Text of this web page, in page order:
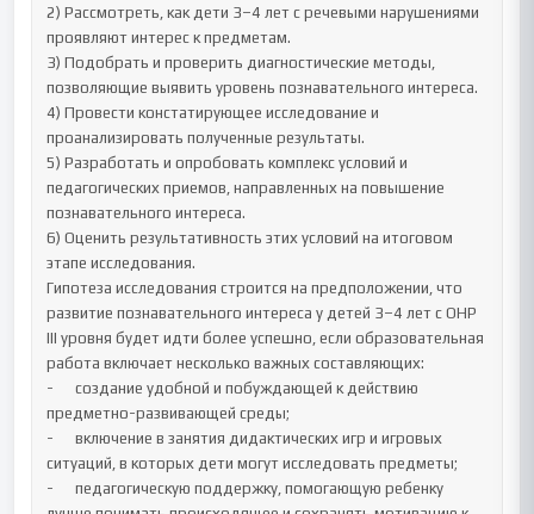
2) Рассмотреть, как дети 3–4 лет с речевыми нарушениями
проявляют интерес к предметам.
3) Подобрать и проверить диагностические методы,
позволяющие выявить уровень познавательного интереса.
4) Провести констатирующее исследование и
проанализировать полученные результаты.
5) Разработать и опробовать комплекс условий и
педагогических приемов, направленных на повышение
познавательного интереса.
6) Оценить результативность этих условий на итоговом
этапе исследования.
Гипотеза исследования строится на предположении, что
развитие познавательного интереса у детей 3–4 лет с ОНР
III уровня будет идти более успешно, если образовательная
работа включает несколько важных составляющих:
-	создание удобной и побуждающей к действию
предметно-развивающей среды;
-	включение в занятия дидактических игр и игровых
ситуаций, в которых дети могут исследовать предметы;
-	педагогическую поддержку, помогающую ребенку